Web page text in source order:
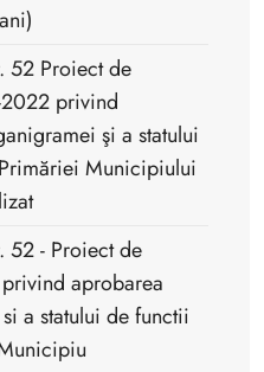
52 Proiect de
privind
şi a statului
Municipiului
52 - Proiect de
aprobarea
a statului de functii